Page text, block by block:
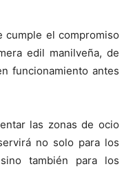
cumple el compromiso
edil manilveña, de
funcionamiento antes
las zonas de ocio
no solo para los
también para los